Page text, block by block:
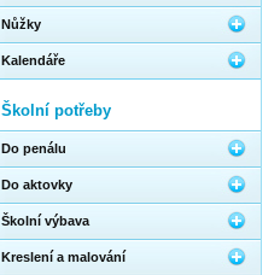
Nůžky
Kalendáře
Školní potřeby
Do penálu
Do aktovky
Školní výbava
Kreslení a malování